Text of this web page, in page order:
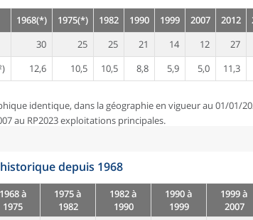
1968(*) 1975(*) 1982 1990 1999 2007 2012
30 25 25 21 14 12
27
12,6 10,5 10,5 8,8 5,9 5,0
11,3
identique, dans la géographie en vigueur au 01/01/
au RP2023 exploitations principales.
depuis 1968
1968 à
1975
1975 à
1982
1982 à
1990
1990 à
1999
1999 à
2007